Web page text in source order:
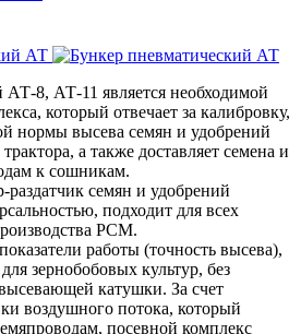
АТ-8, АТ-11 является необходимой
который отвечает за калибровку,
нормы высева семян и удобрений
а также доставляет семена и
к сошникам.
семян и удобрений
подходит для всех
РСМ.
работы (точность высева),
зернобобовых культур, без
катушки. За счет
воздушного потока, который
посевной комплекс